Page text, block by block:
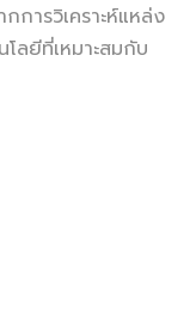
การวิเคราะห์แหล่ง
ลยีที่เหมาะสมกับ